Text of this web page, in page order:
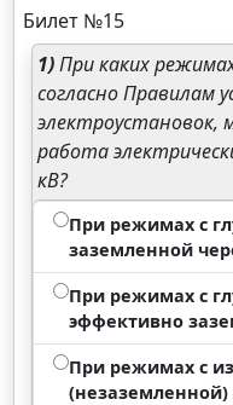
Билет №15
1)При каких
согласно Правилам
электроустановок,
работа
кВ?
При режимах с
заземленной
При режимах с
эффективно
При режимах с
(незаземленной)